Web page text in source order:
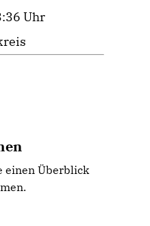
Uhr
einen Überblick